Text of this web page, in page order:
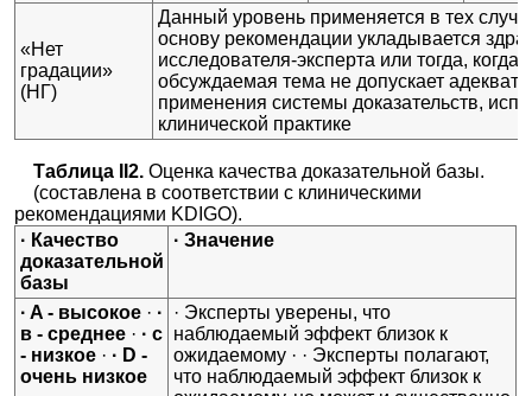
«Нет
градации»
(НГ)
Данный уровень применяется в тех
основу рекомендации укладывается
исследователя-эксперта или тогда, когда
обсуждаемая тема не допускает
применения системы доказательств,
клинической практике
Таблица II2.Оценка качества доказательной базы.
(составлена в соответствии с клиническими
рекомендациями KDIGO).
· Качество
доказательной
базы
· Значение
· A - высокое· ·
в - среднее· · с
- низкое· · D -
очень низкое
· Эксперты уверены, что
наблюдаемый эффект близок к
ожидаемому · · Эксперты полагают,
что наблюдаемый эффект близок к